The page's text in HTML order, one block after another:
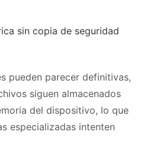
sin copia de seguridad
pueden parecer definitivas,
siguen almacenados
del dispositivo, lo que
especializadas intenten